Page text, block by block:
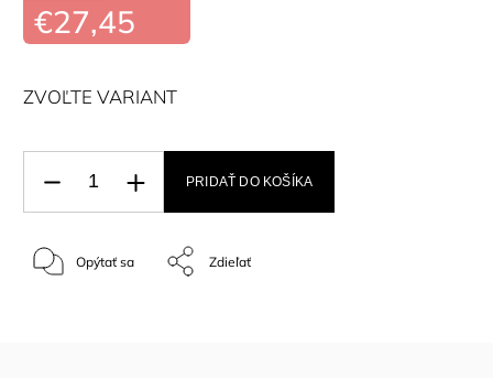
€27,45
ZVOĽTE VARIANT
PRIDAŤ DO KOŠÍKA
Opýtať sa Zdieľať